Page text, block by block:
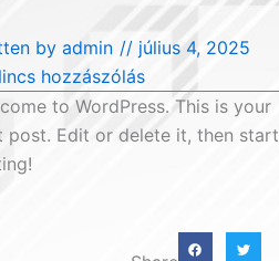
by admin // július 4, 2025
hozzászólás
to WordPress. This is your
post. Edit or delete it, then start